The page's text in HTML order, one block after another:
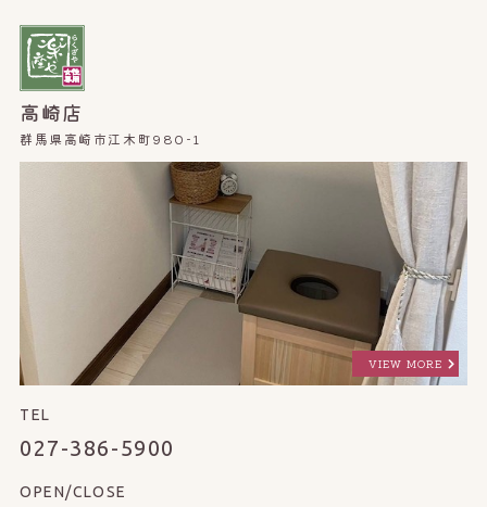
高崎店
群馬県高崎市江木町980-1
VIEW MORE
TEL
027-386-5900
OPEN/CLOSE